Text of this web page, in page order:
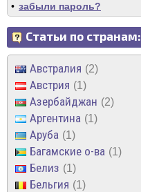
• забыли пароль?
Статьи по странам:
Австралия 2
Австрия 1
Азербайджан 2
Аргентина 1
Аруба 1
Багамские о-ва 1
Белиз 1
Бельгия 1